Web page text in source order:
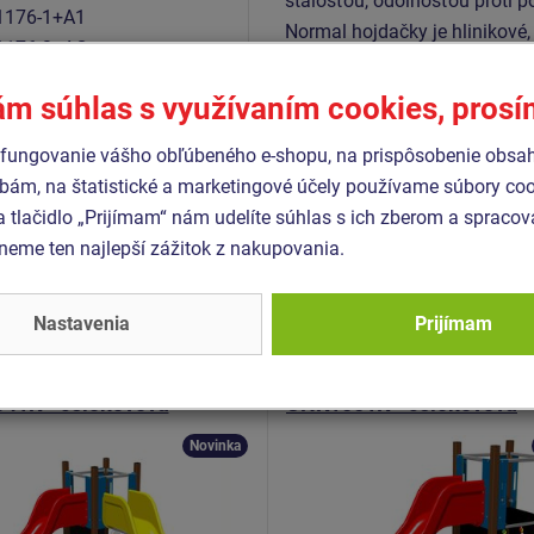
1+A1
2+AC
11
Normal hojdačky je
nerezové, čím sa docieli
životnosti. Horolezecké
životnosť, stálofarebnosť aj
spojovací materiál je
Podobnýtovar
- celokovová
Novinka
UNK1051K - celokovová
súhlas s využívaním cookies,
vášho obľúbeného e-shopu, na prispôsobenie
na štatistické a marketingové účely používame súbory
tlačidlo „Prijímam“ nám udelíte súhlas s ich zberom a
ten najlepší zážitok z nakupovania.
Nastavenia Prijímam